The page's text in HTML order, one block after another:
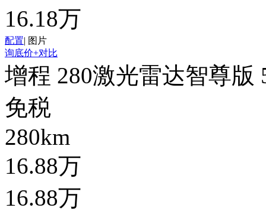
16.18万
配置| 图片
询底价+对比
增程 280激光雷达智尊版
免税
280km
16.88万
16.88万